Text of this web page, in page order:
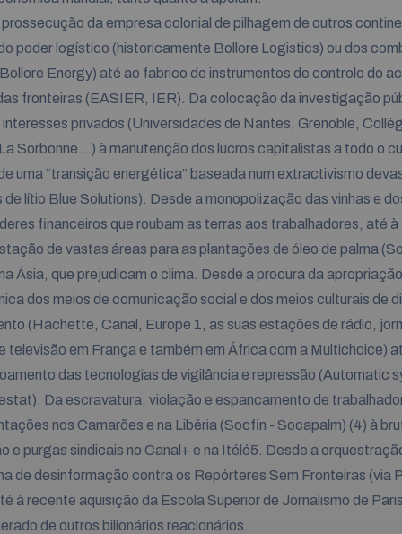
da empresa colonial de pilhagem de outros
poder logístico (historicamente Bollore Logistics) ou dos
Energy) até ao fabrico de instrumentos de controlo do
fronteiras (EASIER, IER). Da colocação da investigação
privados (Universidades de Nantes, Grenoble,
Sorbonne...) à manutenção dos lucros capitalistas a todo o
uma “transição energética” baseada num extractivismo
lítio Blue Solutions). Desde a monopolização das vinhas e
financeiros que roubam as terras aos trabalhadores, até à
de vastas áreas para as plantações de óleo de palma
Ásia, que prejudicam o clima. Desde a procura da apropriação
dos meios de comunicação social e dos meios culturais de
(Hachette, Canal, Europe 1, as suas estações de rádio,
televisão em França e também em África com a Multichoice)
das tecnologias de vigilância e repressão (Automatic
Da escravatura, violação e espancamento de
nos Camarões e na Libéria (Socfin - Socapalm) (4) à
e purgas sindicais no Canal+ e na Itélé5. Desde a
de desinformação contra os Repórteres Sem Fronteiras (via
à recente aquisição da Escola Superior de Jornalismo de
de outros bilionários reacionários.